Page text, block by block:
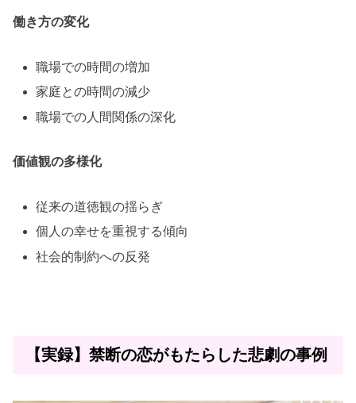
働き方の変化
職場での時間の増加
家庭との時間の減少
職場での人間関係の深化
価値観の多様化
従来の道徳観の揺らぎ
個人の幸せを重視する傾向
社会的制約への反発
【実録】禁断の恋がもたらした悲劇の事例